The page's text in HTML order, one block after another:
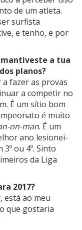
de um atleta.
surfista
e tenho, e por
mantiveste a tua
planos?
fazer as provas
a competir no
É um sítio bom
é muito
on-man. É um
ano lesionei-
ou 4º. Sinto
da Liga
2017?
está ao meu
que gostaria